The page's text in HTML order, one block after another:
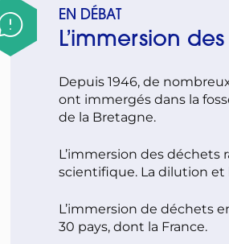
EN DÉBAT
L’immersion
Depuis 1946, de
ont immergés dans la
de la Bretagne.
L’immersion des
scientifique. La dilution et
L’immersion de déchets
30 pays, dont la France.